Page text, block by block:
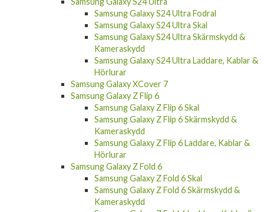
Kameraskydd
Samsung Galaxy S24 Plus Laddare, Kablar &
Hörlurar
Samsung Galaxy S24 Plus Fodral
Samsung Galaxy S24 Ultra
Samsung Galaxy S24 Ultra Fodral
Samsung Galaxy S24 Ultra Skal
Samsung Galaxy S24 Ultra Skärmskydd &
Kameraskydd
Samsung Galaxy S24 Ultra Laddare, Kablar &
Hörlurar
Samsung Galaxy XCover 7
Samsung Galaxy Z Flip 6
Samsung Galaxy Z Flip 6 Skal
Samsung Galaxy Z Flip 6 Skärmskydd &
Kameraskydd
Samsung Galaxy Z Flip 6 Laddare, Kablar &
Hörlurar